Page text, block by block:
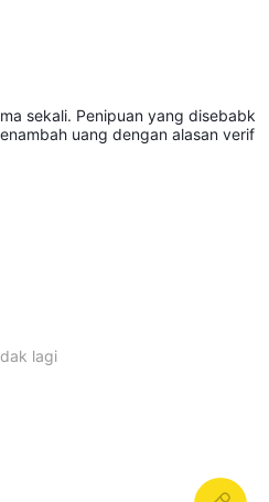
sekali. Penipuan yang disebabk
uang dengan alasan verif
lagi